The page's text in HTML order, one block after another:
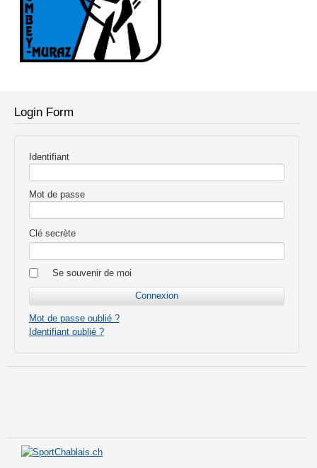
Login Form
Identifiant
Mot de passe
Clé secrète
Se souvenir de moi
Mot de passe oublié ?
Identifiant oublié ?